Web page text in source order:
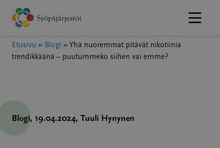
Hyppää
sisältöön
Etusivu » Blogi » Yhä nuoremmat pitävät nikotiinia
trendikkäänä – puutummeko siihen vai emme?
Blogi, 19.04.2024, Tuuli Hynynen